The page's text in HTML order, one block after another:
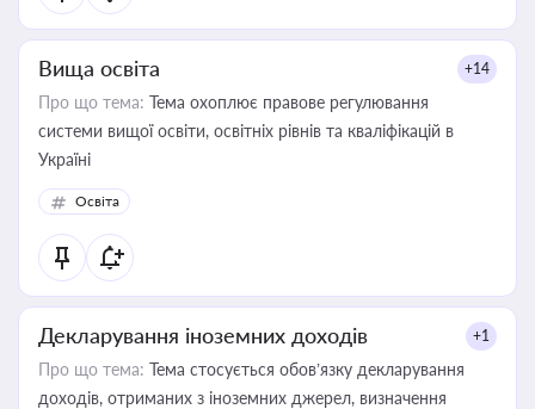
Вища освіта +14
Про що тема: Тема охоплює правове регулювання
системи вищої освіти, освітніх рівнів та кваліфікацій в
Україні
Освіта
Декларування іноземних доходів +1
Про що тема: Тема стосується обов’язку декларування
доходів, отриманих з іноземних джерел, визначення